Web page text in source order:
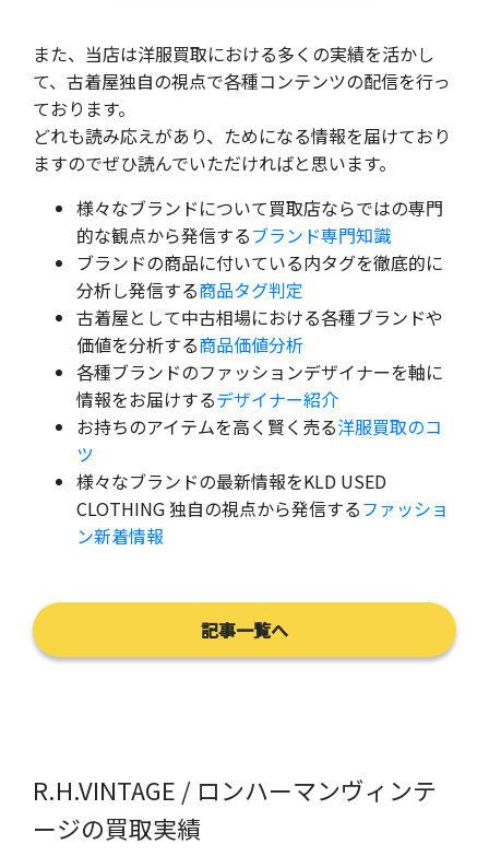
また、当店は洋服買取における多くの実績を活かし
て、古着屋独自の視点で各種コンテンツの配信を行っ
ております。
どれも読み応えがあり、ためになる情報を届けており
ますのでぜひ読んでいただければと思います。
様々なブランドについて買取店ならではの専門
的な観点から発信するブランド専門知識
ブランドの商品に付いている内タグを徹底的に
分析し発信する商品タグ判定
古着屋として中古相場における各種ブランドや
価値を分析する商品価値分析
各種ブランドのファッションデザイナーを軸に
情報をお届けするデザイナー紹介
お持ちのアイテムを高く賢く売る洋服買取のコ
ツ
様々なブランドの最新情報をKLD USED
CLOTHING 独自の視点から発信するファッショ
ン新着情報
記事一覧へ
R.H.VINTAGE / ロンハーマンヴィンテ
ージの買取実績